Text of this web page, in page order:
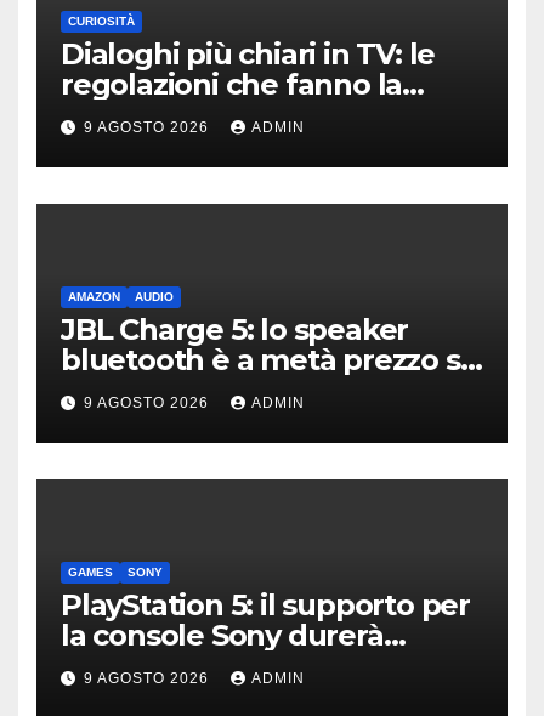
CURIOSITÀ
Dialoghi più chiari in TV: le
regolazioni che fanno la
differenza
9 AGOSTO 2026 ADMIN
AMAZON AUDIO
JBL Charge 5: lo speaker
bluetooth è a metà prezzo su
Amazon
9 AGOSTO 2026 ADMIN
GAMES SONY
PlayStation 5: il supporto per
la console Sony durerà
ancora diversi anni?
9 AGOSTO 2026 ADMIN